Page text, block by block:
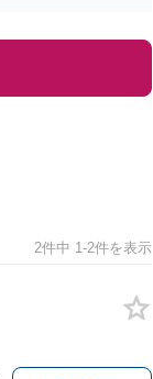
2件中 1-2件を表示